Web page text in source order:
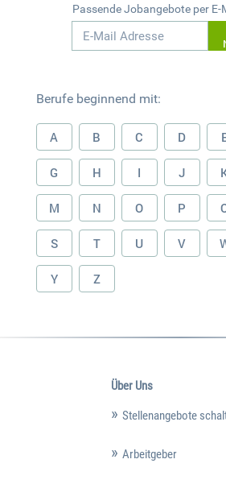
Passende Jobangebote per E-
Berufe beginnend mit:
A B C D
G H I J
M N O P
S T U V
Y Z
Über Uns
Stellenangebote
Arbeitgeber